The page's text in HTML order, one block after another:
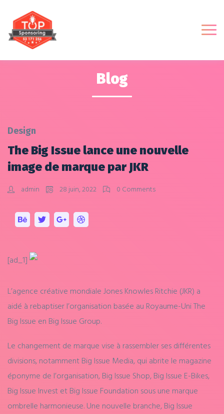
Blog
Design
The Big Issue lance une nouvelle
image de marque par JKR
admin 28 juin, 2022 0 Comments
[ad_1]
L’agence créative mondiale Jones Knowles Ritchie (JKR) a
aidé à rebaptiser l’organisation basée au Royaume-Uni The
Big Issue en Big Issue Group.
Le changement de marque vise à rassembler ses différentes
divisions, notamment Big Issue Media, qui abrite le magazine
éponyme de l’organisation, Big Issue Shop, Big Issue E-Bikes,
Big Issue Invest et Big Issue Foundation sous une marque
ombrelle harmonieuse. Une nouvelle branche, Big Issue